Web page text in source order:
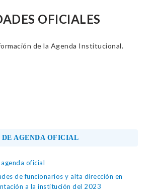
OFICIALES
de la Agenda Institucional.
DE AGENDA OFICIAL
oficial
de funcionarios y alta dirección en
a la institución del 2023